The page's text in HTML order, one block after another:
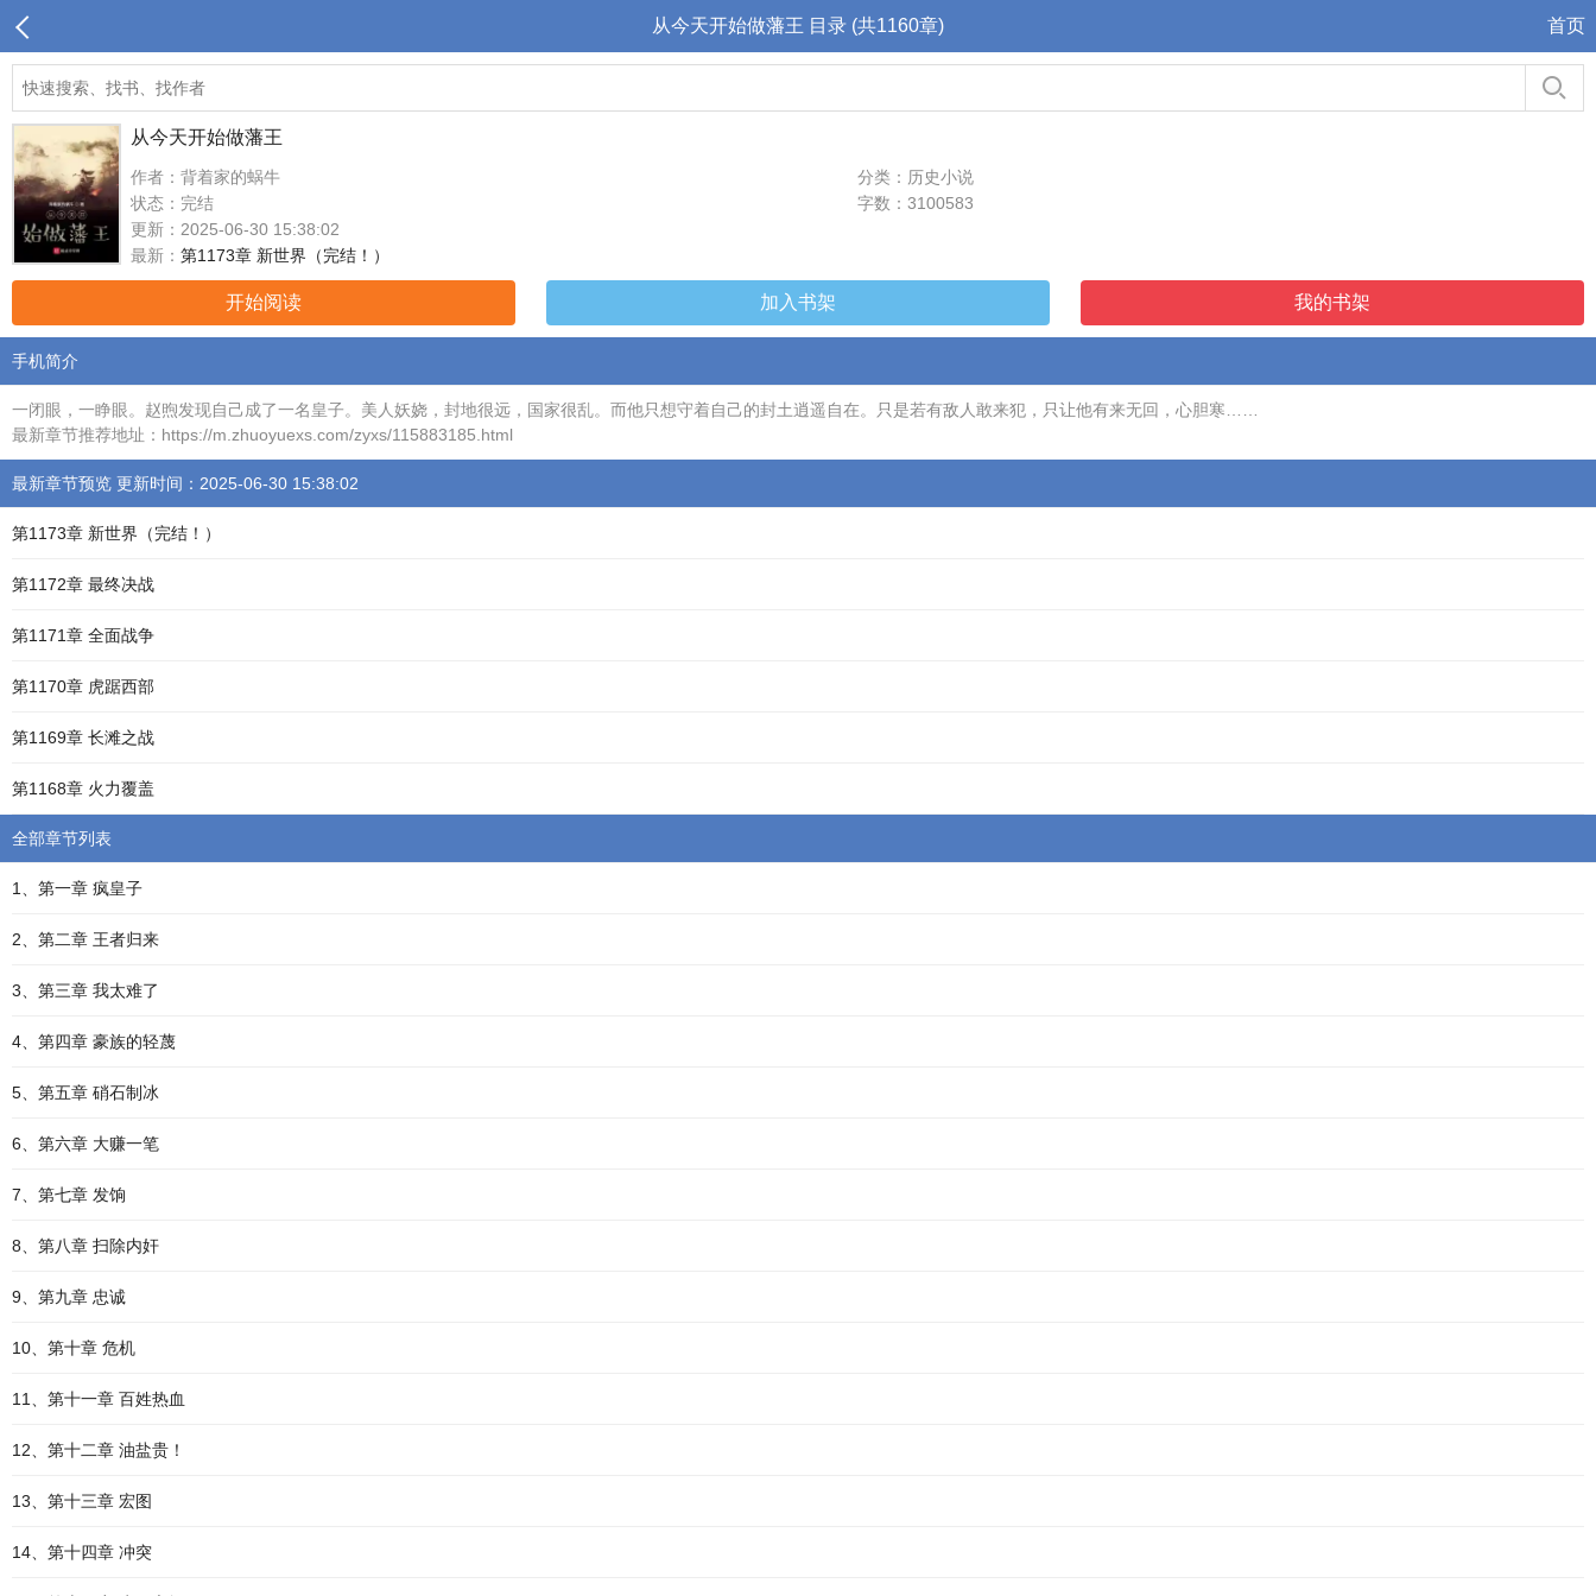
从今天开始做藩王 目录 (共1160章) 首页
从今天开始做藩王
作者：背着家的蜗牛
分类：历史小说
状态：完结
字数：3100583
更新：2025-06-30 15:38:02
最新： 第1173章 新世界（完结！）
开始阅读 加入书架 我的书架
手机简介
一闭眼，一睁眼。赵煦发现自己成了一名皇子。美人妖娆，封地很远，国家很乱。而他只想守着自己的封土逍遥自在。只是若有敌人敢来犯，只让他有来无回，心胆寒……
最新章节推荐地址：https://m.zhuoyuexs.com/zyxs/115883185.html
最新章节预览 更新时间：2025-06-30 15:38:02
第1173章 新世界（完结！）
第1172章 最终决战
第1171章 全面战争
第1170章 虎踞西部
第1169章 长滩之战
第1168章 火力覆盖
全部章节列表
1、第一章 疯皇子
2、第二章 王者归来
3、第三章 我太难了
4、第四章 豪族的轻蔑
5、第五章 硝石制冰
6、第六章 大赚一笔
7、第七章 发饷
8、第八章 扫除内奸
9、第九章 忠诚
10、第十章 危机
11、第十一章 百姓热血
12、第十二章 油盐贵！
13、第十三章 宏图
14、第十四章 冲突